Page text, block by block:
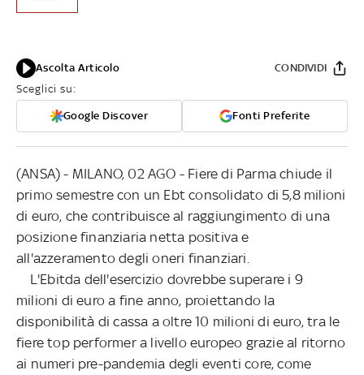
Ascolta Articolo
Sceglici su:
Google Discover Fonti Preferite
CONDIVIDI
(ANSA) - MILANO, 02 AGO - Fiere di Parma chiude il
primo semestre con un Ebt consolidato di 5,8 milioni
di euro, che contribuisce al raggiungimento di una
posizione finanziaria netta positiva e
all'azzeramento degli oneri finanziari.
L'Ebitda dell'esercizio dovrebbe superare i 9
milioni di euro a fine anno, proiettando la
disponibilità di cassa a oltre 10 milioni di euro, tra le
fiere top performer a livello europeo grazie al ritorno
ai numeri pre-pandemia degli eventi core, come